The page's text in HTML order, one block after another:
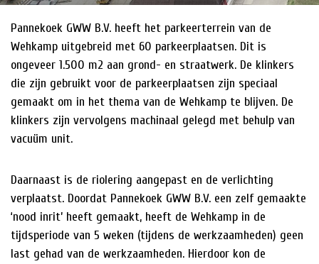
HISTORIE
NIEUWS
Pannekoek GWW B.V. heeft het parkeerterrein van de
Wehkamp uitgebreid met 60 parkeerplaatsen. Dit is
ongeveer 1.500 m2 aan grond- en straatwerk. De klinkers
die zijn gebruikt voor de parkeerplaatsen zijn speciaal
gemaakt om in het thema van de Wehkamp te blijven. De
klinkers zijn vervolgens machinaal gelegd met behulp van
vacuüm unit.
Daarnaast is de riolering aangepast en de verlichting
verplaatst. Doordat Pannekoek GWW B.V. een zelf gemaakte
‘nood inrit’ heeft gemaakt, heeft de Wehkamp in de
tijdsperiode van 5 weken (tijdens de werkzaamheden) geen
last gehad van de werkzaamheden. Hierdoor kon de